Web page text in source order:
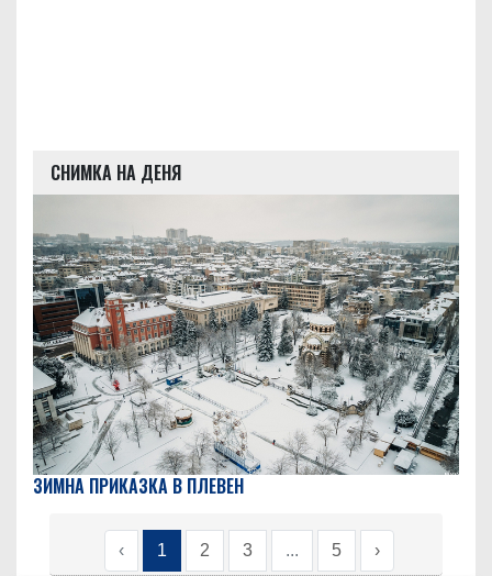
СНИМКА НА ДЕНЯ
ЗИМНА ПРИКАЗКА В ПЛЕВЕН
‹ 1 2 3 ... 5 ›